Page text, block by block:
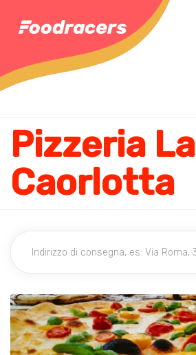
Pizzeria La
Caorlotta